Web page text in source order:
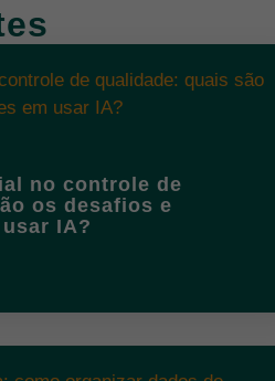
no controle de
os desafios e
IA?